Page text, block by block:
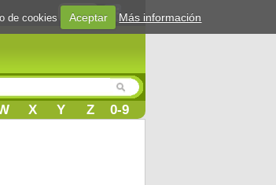
Login
X Y Z 0-9
de cookies Aceptar Más información